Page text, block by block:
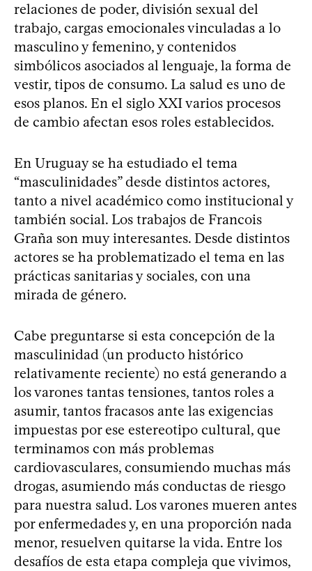
relaciones de poder, división sexual del
trabajo, cargas emocionales vinculadas a lo
masculino y femenino, y contenidos
simbólicos asociados al lenguaje, la forma de
vestir, tipos de consumo. La salud es uno de
esos planos. En el siglo XXI varios procesos
de cambio afectan esos roles establecidos.
En Uruguay se ha estudiado el tema
“masculinidades” desde distintos actores,
tanto a nivel académico como institucional y
también social. Los trabajos de Francois
Graña son muy interesantes. Desde distintos
actores se ha problematizado el tema en las
prácticas sanitarias y sociales, con una
mirada de género.
Cabe preguntarse si esta concepción de la
masculinidad (un producto histórico
relativamente reciente) no está generando a
los varones tantas tensiones, tantos roles a
asumir, tantos fracasos ante las exigencias
impuestas por ese estereotipo cultural, que
terminamos con más problemas
cardiovasculares, consumiendo muchas más
drogas, asumiendo más conductas de riesgo
para nuestra salud. Los varones mueren antes
por enfermedades y, en una proporción nada
menor, resuelven quitarse la vida. Entre los
desafíos de esta etapa compleja que vivimos,